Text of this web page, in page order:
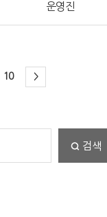
운영진
10 >
검색